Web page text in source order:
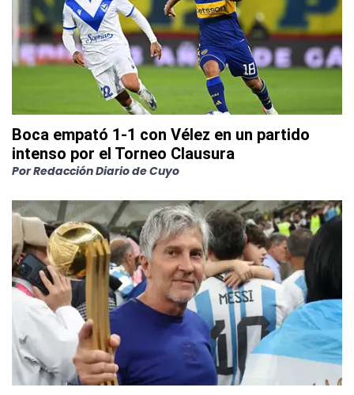
Boca empató 1-1 con Vélez en un partido
intenso por el Torneo Clausura
PorRedacción Diario de Cuyo